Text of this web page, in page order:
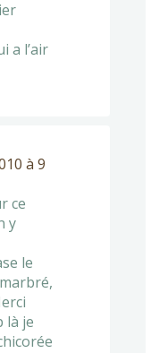
a l’air
à 9
ce
y
le
là je